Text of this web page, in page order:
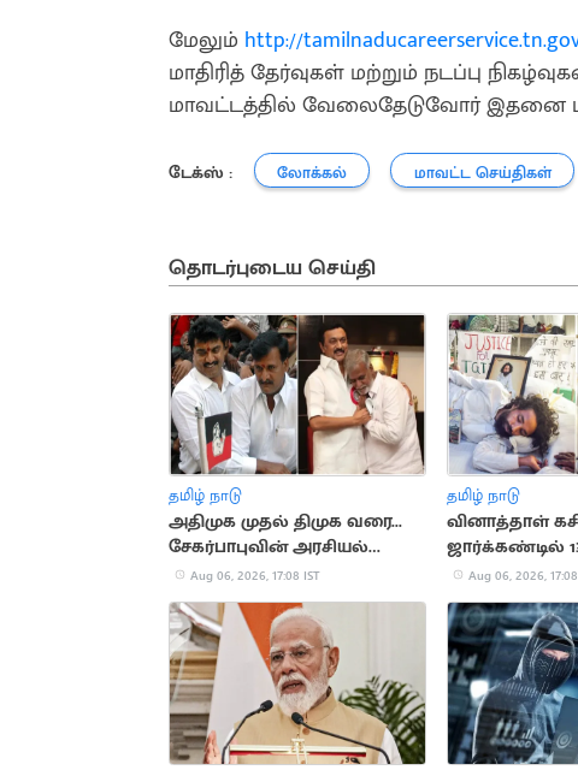
மேலும் http://
மாதிரித் தேர்வுகள் மற்றும் நடப்பு
மாவட்டத்தில் வேலைதேடுவோர் இதனை
டேக்ஸ் : லோக்கல் மாவட்ட செய்திகள்
தொடர்புடைய செய்தி
தமிழ் நாடு
அதிமுக முதல் திமுக வரை...
சேகர்பாபுவின் அரசியல்
பயணம்
Aug 06, 2026, 17:08 IST
தமிழ் நாடு
வினாத்தாள்
ஜார்க்கண்டில்
மாணவர்கள்
Aug 06, 2026,